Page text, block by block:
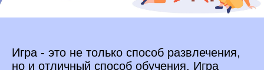
Игра - это не только способ развлечения,
но и отличный способ обучения. Игра